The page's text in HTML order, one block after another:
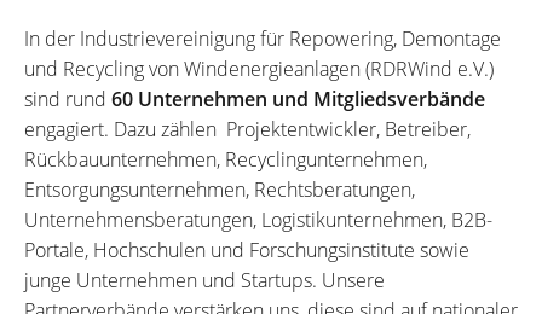
In der Industrievereinigung für Repowering, Demontage
und Recycling von Windenergieanlagen (RDRWind e.V.)
sind rund 60 Unternehmen und Mitgliedsverbände
engagiert. Dazu zählen Projektentwickler, Betreiber,
Rückbauunternehmen, Recyclingunternehmen,
Entsorgungsunternehmen, Rechtsberatungen,
Unternehmensberatungen, Logistikunternehmen, B2B-
Portale, Hochschulen und Forschungsinstitute sowie
junge Unternehmen und Startups. Unsere